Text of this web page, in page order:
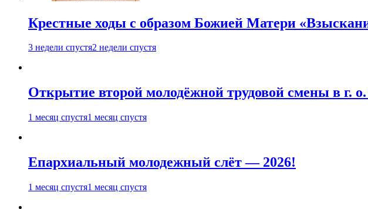
Крестные ходы с образом Божией Матери
3 недели спустя2 недели спустя
Открытие второй молодёжной трудовой смены в г.
1 месяц спустя1 месяц спустя
Епархиальный молодежный слёт — 2026!
1 месяц спустя1 месяц спустя